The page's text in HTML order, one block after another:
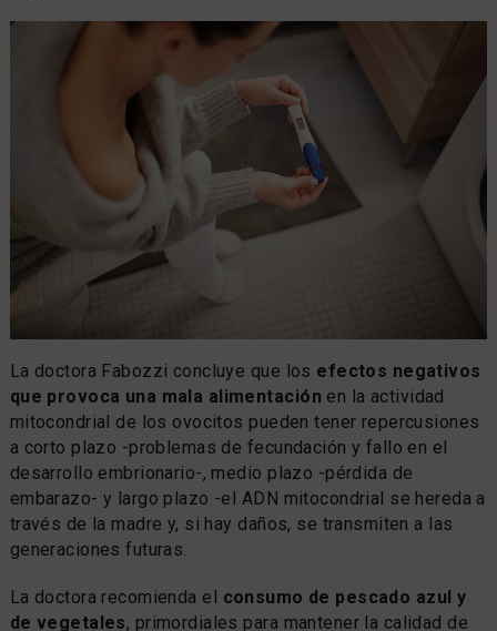
La doctora Fabozzi concluye que los efectos negativos
que provoca una mala alimentación en la actividad
mitocondrial de los ovocitos pueden tener repercusiones
a corto plazo -problemas de fecundación y fallo en el
desarrollo embrionario-, medio plazo -pérdida de
embarazo- y largo plazo -el ADN mitocondrial se hereda a
través de la madre y, si hay daños, se transmiten a las
generaciones futuras.
La doctora recomienda el consumo de pescado azul y
de vegetales, primordiales para mantener la calidad de